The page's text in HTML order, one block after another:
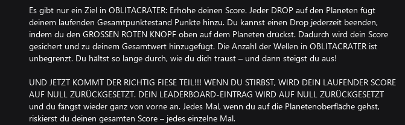
Es gibt nur ein Ziel in OBLITACRATER: Erhöhe deinen Score. Jeder DROP auf den Planeten fügt
deinem laufenden Gesamtpunktestand Punkte hinzu. Du kannst einen Drop jederzeit beenden,
indem du den GROSSEN ROTEN KNOPF oben auf dem Planeten drückst. Dadurch wird dein Score
gesichert und zu deinem Gesamtwert hinzugefügt. Die Anzahl der Wellen in OBLITACRATER ist
unbegrenzt. Du hältst so lange durch, wie du dich traust – und dann steigst du aus!
UND JETZT KOMMT DER RICHTIG FIESE TEIL!!! WENN DU STIRBST, WIRD DEIN LAUFENDER SCORE
AUF NULL ZURÜCKGESETZT. DEIN LEADERBOARD-EINTRAG WIRD AUF NULL ZURÜCKGESETZT
und du fängst wieder ganz von vorne an. Jedes Mal, wenn du auf die Planetenoberfläche gehst,
riskierst du deinen gesamten Score – jedes einzelne Mal.